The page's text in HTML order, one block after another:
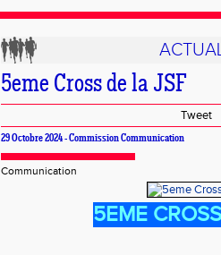
5eme Cross de la JSF
Tweet
29 Octobre 2024 - Commission Communication
Communication
5EME